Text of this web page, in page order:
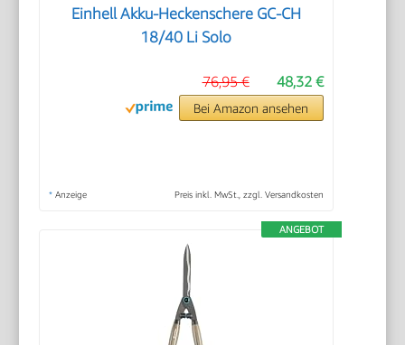
Einhell Akku-Heckenschere GC-CH
18/40 Li Solo
48,32 €
76,95 €
Bei Amazon ansehen
* Anzeige Preis inkl. MwSt., zzgl. Versandkosten
ANGEBOT